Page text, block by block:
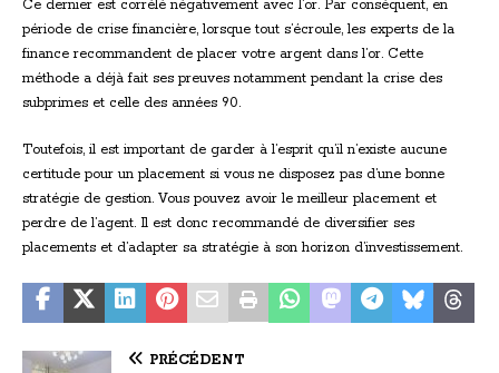
Ce dernier est corrélé négativement avec l’or. Par conséquent, en
période de crise financière, lorsque tout s’écroule, les experts de la
finance recommandent de placer votre argent dans l’or. Cette
méthode a déjà fait ses preuves notamment pendant la crise des
subprimes et celle des années 90.
Toutefois, il est important de garder à l’esprit qu’il n’existe aucune
certitude pour un placement si vous ne disposez pas d’une bonne
stratégie de gestion. Vous pouvez avoir le meilleur placement et
perdre de l’agent. Il est donc recommandé de diversifier ses
placements et d’adapter sa stratégie à son horizon d’investissement.
PRÉCÉDENT